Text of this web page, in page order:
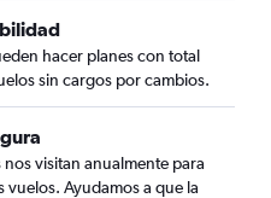
hacer planes con total
sin cargos por cambios.
visitan anualmente para
vuelos. Ayudamos a que la